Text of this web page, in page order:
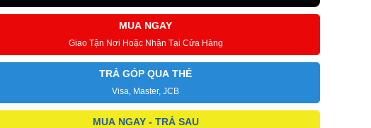
MUA NGAY
Giao Tận Nơi Hoặc Nhận Tại Cửa Hàng
TRẢ GÓP QUA THẺ
Visa, Master, JCB
MUA NGAY - TRẢ SAU